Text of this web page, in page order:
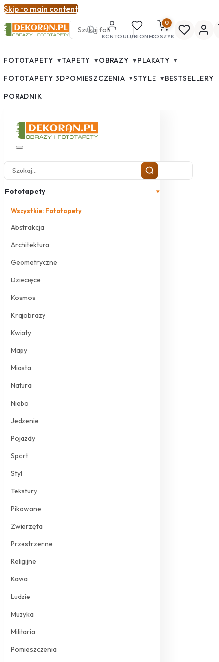
Skip to main content
KONTOULUBIONE
0
KOSZYK
FOTOTAPETY ▾TAPETY ▾OBRAZY ▾PLAKATY ▾
FOTOTAPETY 3DPOMIESZCZENIA ▾STYLE ▾BESTSELLERY
PORADNIK
Fototapety ▾
Wszystkie: Fototapety
Abstrakcja
Architektura
Geometryczne
Dziecięce
Kosmos
Krajobrazy
Kwiaty
Mapy
Miasta
Natura
Niebo
Jedzenie
Pojazdy
Sport
Styl
Tekstury
Pikowane
Zwierzęta
Przestrzenne
Religijne
Kawa
Ludzie
Muzyka
Militaria
Pomieszczenia